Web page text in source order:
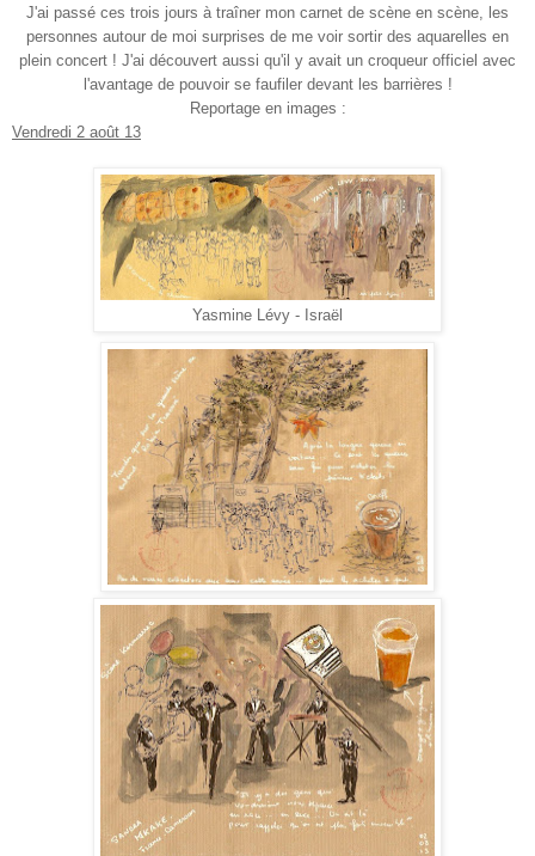
J'ai passé ces trois jours à traîner mon carnet de scène en scène, les
personnes autour de moi surprises de me voir sortir des aquarelles en
plein concert ! J'ai découvert aussi qu'il y avait un croqueur officiel avec
l'avantage de pouvoir se faufiler devant les barrières !
Reportage en images :
Vendredi 2 août 13
Yasmine Lévy - Israël